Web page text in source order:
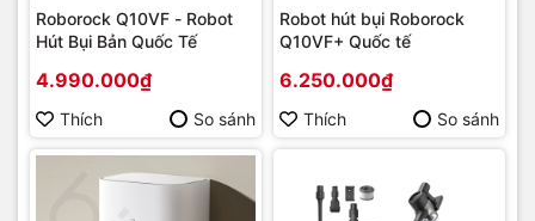
Roborock Q10VF - Robot
Hút Bụi Bản Quốc Tế
4.990.000₫
Thích So sánh
Robot hút bụi Roborock
Q10VF+ Quốc tế
6.250.000₫
Thích So sánh